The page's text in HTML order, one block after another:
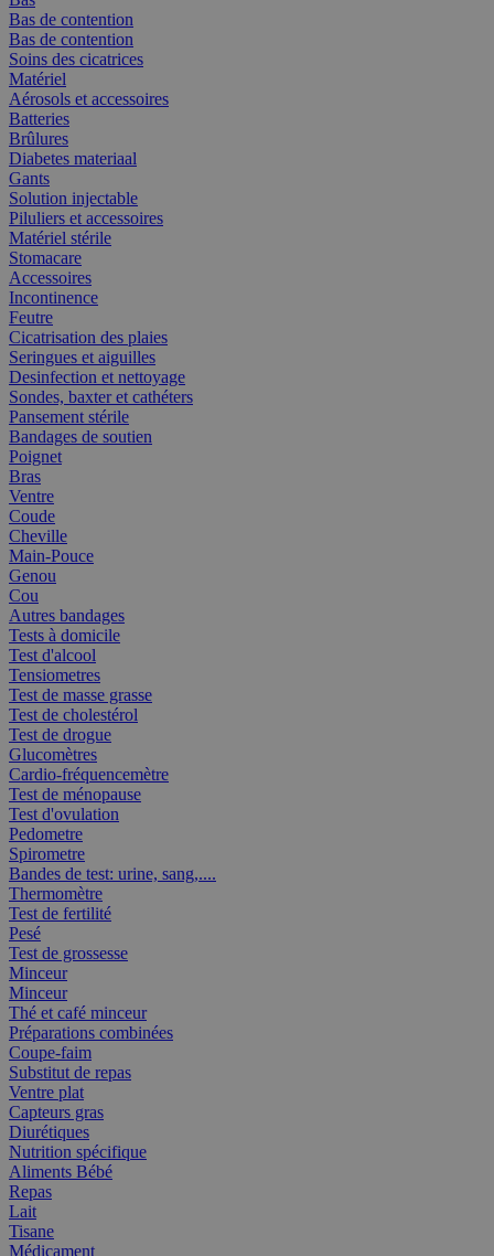
Bas de contention
Bas de contention
Soins des cicatrices
Matériel
Aérosols et accessoires
Batteries
Brûlures
Diabetes materiaal
Gants
Solution injectable
Piluliers et accessoires
Matériel stérile
Stomacare
Accessoires
Incontinence
Feutre
Cicatrisation des plaies
Seringues et aiguilles
Desinfection et nettoyage
Sondes, baxter et cathéters
Pansement stérile
Bandages de soutien
Poignet
Bras
Ventre
Coude
Cheville
Main-Pouce
Genou
Cou
Autres bandages
Tests à domicile
Test d'alcool
Tensiometres
Test de masse grasse
Test de cholestérol
Test de drogue
Glucomètres
Cardio-fréquencemètre
Test de ménopause
Test d'ovulation
Pedometre
Spirometre
Bandes de test: urine, sang,....
Thermomètre
Test de fertilité
Pesé
Test de grossesse
Minceur
Minceur
Thé et café minceur
Préparations combinées
Coupe-faim
Substitut de repas
Ventre plat
Capteurs gras
Diurétiques
Nutrition spécifique
Aliments Bébé
Repas
Lait
Tisane
Médicament